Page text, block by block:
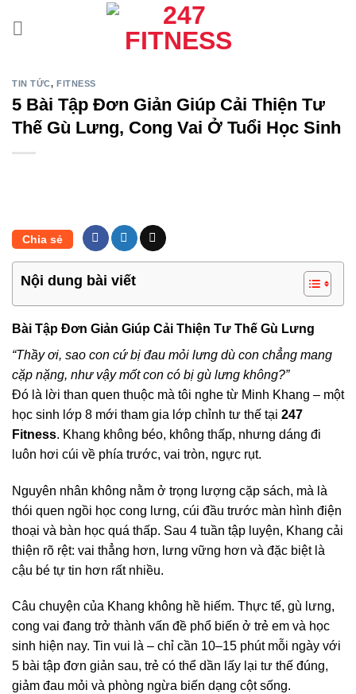
TIN TỨC,FITNESS
5 Bài Tập Đơn Giản Giúp Cải Thiện Tư
Thế Gù Lưng, Cong Vai Ở Tuổi Học Sinh
Chia sẻ
Nội dung bài viết
Bài Tập Đơn Giản Giúp Cải Thiện Tư Thế Gù Lưng
“Thầy ơi, sao con cứ bị đau mỏi lưng dù con chẳng mang
cặp nặng, như vậy mốt con có bị gù lưng không?”
Đó là lời than quen thuộc mà tôi nghe từ Minh Khang – một
học sinh lớp 8 mới tham gia lớp chỉnh tư thế tại 247
Fitness. Khang không béo, không thấp, nhưng dáng đi
luôn hơi cúi về phía trước, vai tròn, ngực rụt.
Nguyên nhân không nằm ở trọng lượng cặp sách, mà là
thói quen ngồi học cong lưng, cúi đầu trước màn hình điện
thoại và bàn học quá thấp. Sau 4 tuần tập luyện, Khang cải
thiện rõ rệt: vai thẳng hơn, lưng vững hơn và đặc biệt là
cậu bé tự tin hơn rất nhiều.
Câu chuyện của Khang không hề hiếm. Thực tế, gù lưng,
cong vai đang trở thành vấn đề phổ biến ở trẻ em và học
sinh hiện nay. Tin vui là – chỉ cần 10–15 phút mỗi ngày với
5 bài tập đơn giản sau, trẻ có thể dần lấy lại tư thế đúng,
giảm đau mỏi và phòng ngừa biến dạng cột sống.